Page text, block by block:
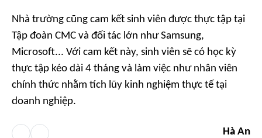
Nhà trường cũng cam kết sinh viên được thực tập tại
Tập đoàn CMC và đối tác lớn như Samsung,
Microsoft... Với cam kết này, sinh viên sẽ có học kỳ
thực tập kéo dài 4 tháng và làm việc như nhân viên
chính thức nhằm tích lũy kinh nghiệm thực tế tại
doanh nghiệp.
Hà An